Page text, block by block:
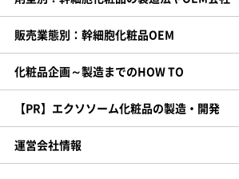
販売業態別：幹細胞化粧品OEM
化粧品企画～製造までのHOW TO
【PR】エクソソーム化粧品の製造・開発
運営会社情報